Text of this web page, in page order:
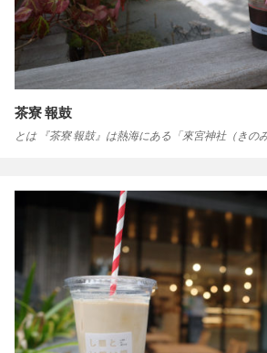
茶寮 報鼓
とは 『茶寮 報鼓』は熱海にある「來宮神社（きの